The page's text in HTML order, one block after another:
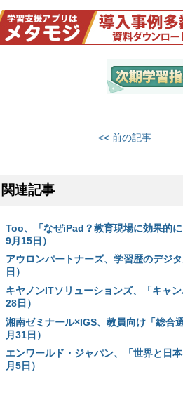
<< 前の記事
関連記事
Too、「なぜiPad？教育現場に効果的
9月15日）
アウロンパートナーズ、学習歴のデジ
日）
キヤノンITソリューションズ、「キャ
28日）
湘南ゼミナール×IGS、教員向け「総合
月31日）
エンワールド・ジャパン、「世界と日
月5日）